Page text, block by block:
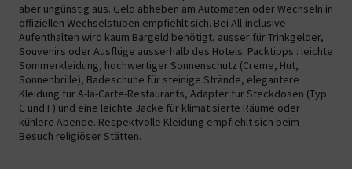
aber ungünstig aus. Geld abheben am Automaten oder Wechseln in
offiziellen Wechselstuben empfiehlt sich. Bei All-inclusive-
Aufenthalten wird kaum Bargeld benötigt, ausser für Trinkgelder,
Souvenirs oder Ausflüge ausserhalb des Hotels. Packtipps : leichte
Sommerkleidung, hochwertiger Sonnenschutz (Creme, Hut,
Sonnenbrille), Badeschuhe für steinige Strände, elegantere
Kleidung für A-la-Carte-Restaurants, Adapter für Steckdosen (Typ
C und F) und eine leichte Jacke für klimatisierte Räume oder
kühlere Abende. Respektvolle Kleidung empfiehlt sich beim
Besuch religiöser Stätten.